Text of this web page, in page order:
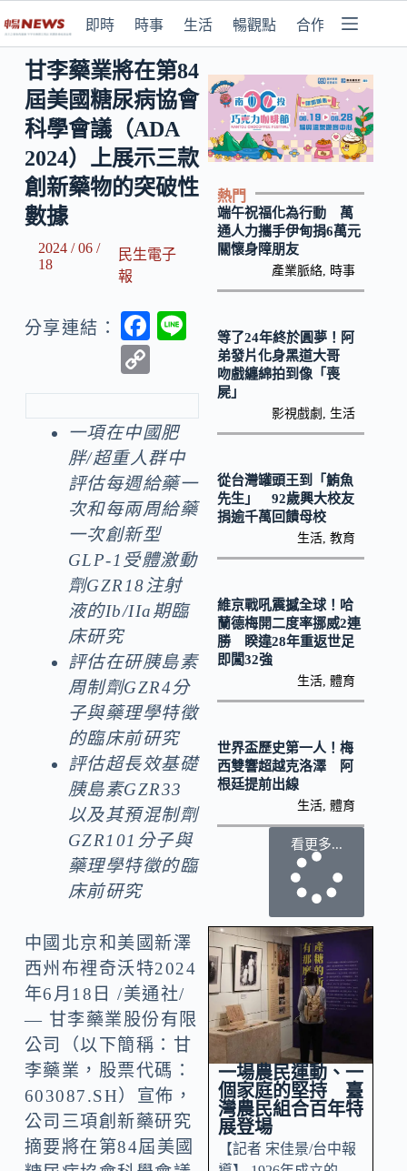
即時 時事 生活 暢觀點 合作媒體
甘李藥業將在第84
屆美國糖尿病協會
科學會議（ADA
2024）上展示三款
創新藥物的突破性
數據
2024 / 06 /
18
民生電子
報
分享連結：
F
b
o
o
k
o
p
y
Li
n
k
一項在中國肥
胖/超重人群中
評估每週給藥一
次和每兩周給藥
一次創新型
GLP-1 受體激動
劑GZR18注射
液的Ib/IIa期臨
床研究
評估在研胰島素
周制劑GZR4 分
子與藥理學特徵
的臨床前研究
評估超長效基礎
胰島素GZR33
以及其預混制劑
GZR101 分子與
藥理學特徵的臨
床前研究
中國北京和美國新澤
西州布裡奇沃特2024
年6月18日 /美通社/
— 甘李藥業股份有限
公司（以下簡稱：甘
李藥業，股票代碼：
603087.SH）宣佈，
公司三項創新藥研究
摘要將在第84屆美國
熱門
端午祝福化為行動 萬
通人力攜手伊甸捐6萬元
關懷身障朋友
產業脈絡 時事
等了24年終於圓夢！阿
弟發片化身黑道大哥
吻戲纏綿拍到像「喪
屍」
影視戲劇 生活
從台灣罐頭王到「鮪魚
先生」 92歲興大校友
捐逾千萬回饋母校
生活 ,教育
維京戰吼震撼全球！哈
蘭德梅開二度率挪威2連
勝 睽違28年重返世足
即闖32強
生活 ,體育
世界盃歷史第一人！梅
西雙響超越克洛澤 阿
根廷提前出線
生活 ,體育
看更多...
一場農民運動、一
個家庭的堅持 臺
灣農民組合百年特
展登場
【記者 宋佳景/台中報